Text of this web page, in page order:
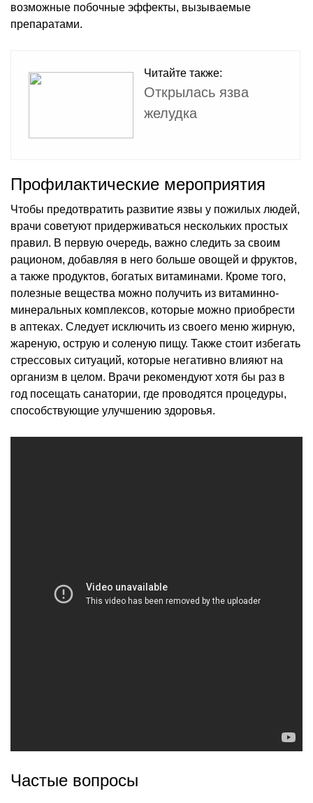
возможные побочные эффекты, вызываемые
препаратами.
Читайте также:
Открылась язва
желудка
Профилактические мероприятия
Чтобы предотвратить развитие язвы у пожилых людей,
врачи советуют придерживаться нескольких простых
правил. В первую очередь, важно следить за своим
рационом, добавляя в него больше овощей и фруктов,
а также продуктов, богатых витаминами. Кроме того,
полезные вещества можно получить из витаминно-
минеральных комплексов, которые можно приобрести
в аптеках. Следует исключить из своего меню жирную,
жареную, острую и соленую пищу. Также стоит избегать
стрессовых ситуаций, которые негативно влияют на
организм в целом. Врачи рекомендуют хотя бы раз в
год посещать санатории, где проводятся процедуры,
способствующие улучшению здоровья.
Частые вопросы